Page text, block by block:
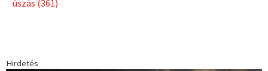
úszás (361)
Hirdetés